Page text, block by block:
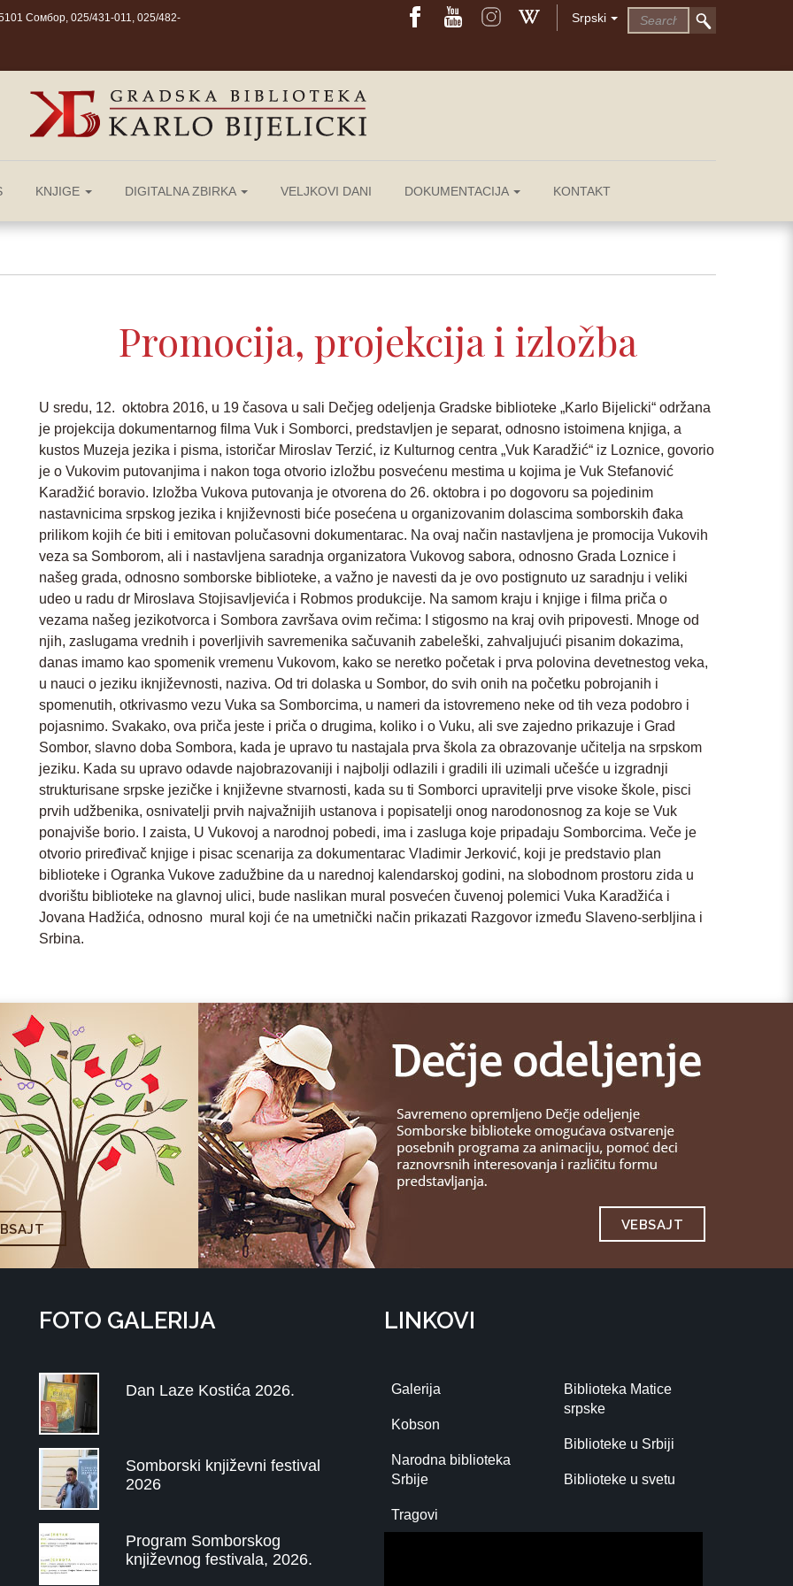
Сомбор, 025/431-011, 025/482- Srpski
KNJIGE DIGITALNA ZBIRKA VELJKOVI DANI DOKUMENTACIJA KONTAKT
Promocija, projekcija i izložba
U sredu, 12. oktobra 2016, u 19 časova u sali Dečjeg odeljenja Gradske biblioteke „Karlo Bijelicki“ održana
je projekcija dokumentarnog filma Vuk i Somborci, predstavljen je separat, odnosno istoimena knjiga, a
kustos Muzeja jezika i pisma, istoričar Miroslav Terzić, iz Kulturnog centra „Vuk Karadžić“ iz Loznice, govorio
je o Vukovim putovanjima i nakon toga otvorio izložbu posvećenu mestima u kojima je Vuk Stefanović
Karadžić boravio. Izložba Vukova putovanja je otvorena do 26. oktobra i po dogovoru sa pojedinim
nastavnicima srpskog jezika i književnosti biće posećena u organizovanim dolascima somborskih đaka
prilikom kojih će biti i emitovan polučasovni dokumentarac. Na ovaj način nastavljena je promocija Vukovih
veza sa Somborom, ali i nastavljena saradnja organizatora Vukovog sabora, odnosno Grada Loznice i
našeg grada, odnosno somborske biblioteke, a važno je navesti da je ovo postignuto uz saradnju i veliki
udeo u radu dr Miroslava Stojisavljevića i Robmos produkcije. Na samom kraju i knjige i filma priča o
vezama našeg jezikotvorca i Sombora završava ovim rečima: I stigosmo na kraj ovih pripovesti. Mnoge od
njih, zaslugama vrednih i poverljivih savremenika sačuvanih zabeleški, zahvaljujući pisanim dokazima,
danas imamo kao spomenik vremenu Vukovom, kako se neretko početak i prva polovina devetnestog veka,
u nauci o jeziku iknjiževnosti, naziva. Od tri dolaska u Sombor, do svih onih na početku pobrojanih i
spomenutih, otkrivasmo vezu Vuka sa Somborcima, u nameri da istovremeno neke od tih veza podobro i
pojasnimo. Svakako, ova priča jeste i priča o drugima, koliko i o Vuku, ali sve zajedno prikazuje i Grad
Sombor, slavno doba Sombora, kada je upravo tu nastajala prva škola za obrazovanje učitelja na srpskom
jeziku. Kada su upravo odavde najobrazovaniji i najbolji odlazili i gradili ili uzimali učešće u izgradnji
strukturisane srpske jezičke i književne stvarnosti, kada su ti Somborci upravitelji prve visoke škole, pisci
prvih udžbenika, osnivatelji prvih najvažnijih ustanova i popisatelji onog narodonosnog za koje se Vuk
ponajviše borio. I zaista, U Vukovoj a narodnoj pobedi, ima i zasluga koje pripadaju Somborcima. Veče je
otvorio priređivač knjige i pisac scenarija za dokumentarac Vladimir Jerković, koji je predstavio plan
biblioteke i Ogranka Vukove zadužbine da u narednoj kalendarskoj godini, na slobodnom prostoru zida u
dvorištu biblioteke na glavnoj ulici, bude naslikan mural posvećen čuvenoj polemici Vuka Karadžića i
Jovana Hadžića, odnosno mural koji će na umetnički način prikazati Razgovor između Slaveno-serbljina i
Srbina.
VEBSAJT
FOTO GALERIJA
Dan Laze Kostića 2026.
Somborski književni festival
2026
Program Somborskog
književnog festivala, 2026.
LINKOVI
Galerija
Kobson
Narodna biblioteka
Srbije
Tragovi
Biblioteka Matice
srpske
Biblioteke u Srbiji
Biblioteke u svetu